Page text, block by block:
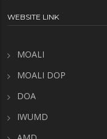
WEBSITE LINK
MOALI
MOALI DOP
DOA
IWUMD